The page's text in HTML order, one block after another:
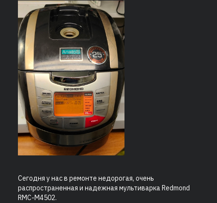
Сегодня у нас в ремонте недорогая, очень
распространенная и надежная мультиварка Redmond
RMC-M4502.